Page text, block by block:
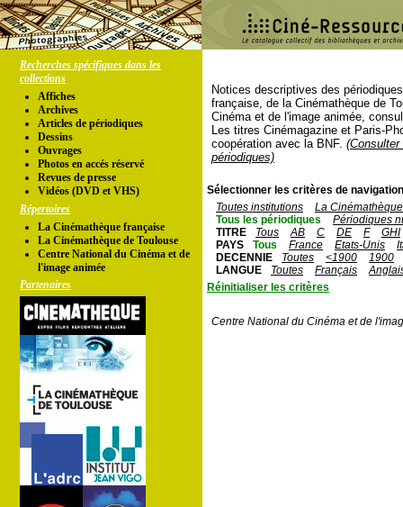
Recherches spécifiques dans les
collections
Affiches
Archives
Articles de périodiques
Dessins
Ouvrages
Photos en accés réservé
Revues de presse
Vidéos (DVD et VHS)
Répertoires
La Cinémathèque française
La Cinémathèque de Toulouse
Centre National du Cinéma et de
l'image animée
Partenaires
Notices descriptives des
française, de la Cinémathèque de
Cinéma et de l'image animée,
Les titres Cinémagazine et Paris-
coopération avec la BNF.
périodiques)
Sélectionner les critères de
Toutes institutions
La
Tous les périodiques
Périodiques
TITRE
Tous AB C DE F
GHI
PAYS
Tous France Etats-Unis
DECENNIE
Toutes <1900
1900
LANGUE
Toutes Français
Réinitialiser les critères
Centre National du Cinéma et de